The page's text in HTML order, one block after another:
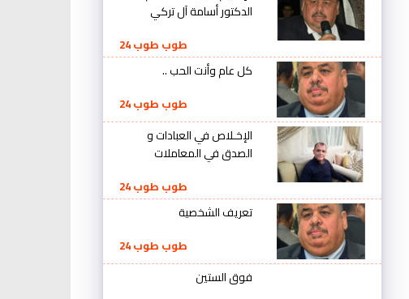
الدكتور أسامة آل تركي
طوب طوب 24
كل عام وأنت الحب ..
طوب طوب 24
الإخـلاص في العبادات و
الصدق في المعاملات
طوب طوب 24
تعريف الشخصية
طوب طوب 24
فوق الستين